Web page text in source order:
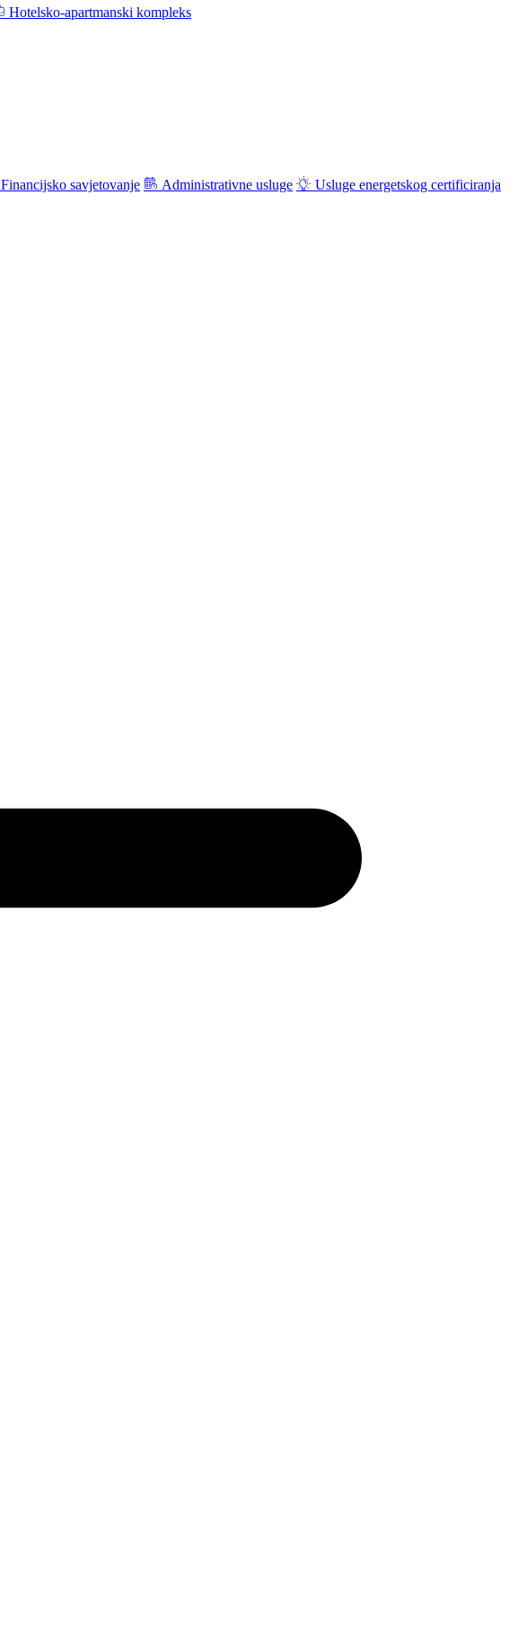
Hotelsko-apartmanski kompleks
Financijsko savjetovanje Administrativne usluge
Usluge energetskog certificiranja